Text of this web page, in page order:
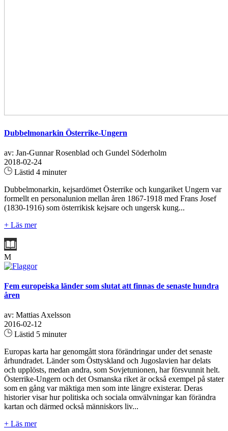
Dubbelmonarkin Österrike-Ungern
av: Jan-Gunnar Rosenblad och Gundel Söderholm
2018-02-24
Lästid 4 minuter
Dubbelmonarkin, kejsardömet Österrike och kungariket Ungern var
formellt en personalunion mellan åren 1867-1918 med Frans Josef
(1830-1916) som österrikisk kejsare och ungersk kung...
+ Läs mer
M
Fem europeiska länder som slutat att finnas de senaste hundra
åren
av: Mattias Axelsson
2016-02-12
Lästid 5 minuter
Europas karta har genomgått stora förändringar under det senaste
århundradet. Länder som Östtyskland och Jugoslavien har delats
och upplösts, medan andra, som Sovjetunionen, har försvunnit helt.
Österrike-Ungern och det Osmanska riket är också exempel på stater
som en gång var mäktiga men som inte längre existerar. Deras
historier visar hur politiska och sociala omvälvningar kan förändra
kartan och därmed också människors liv...
+ Läs mer